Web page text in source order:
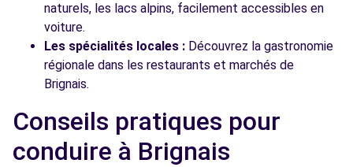
naturels, les lacs alpins, facilement accessibles en
voiture.
Les spécialités locales : Découvrez la gastronomie
régionale dans les restaurants et marchés de
Brignais.
Conseils pratiques pour
conduire à Brignais